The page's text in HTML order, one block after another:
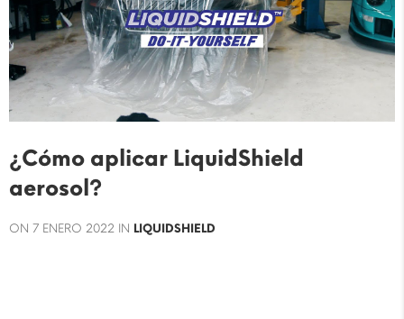
¿Cómo aplicar LiquidShield
aerosol?
ON 7 ENERO 2022 IN LIQUIDSHIELD